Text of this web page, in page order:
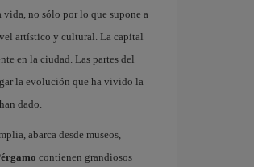
vida, no sólo por lo que supone a
artístico y cultural. La capital
en la ciudad. Las partes del
la evolución que ha vivido la
dado.
abarca desde museos,
contienen grandiosos